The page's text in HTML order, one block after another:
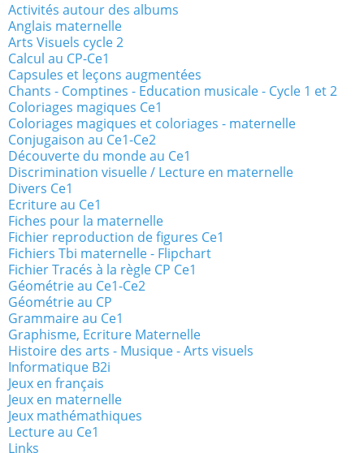
Activités autour des albums
Anglais maternelle
Arts Visuels cycle 2
Calcul au CP-Ce1
Capsules et leçons augmentées
Chants - Comptines - Education musicale - Cycle 1 et 2
Coloriages magiques Ce1
Coloriages magiques et coloriages - maternelle
Conjugaison au Ce1-Ce2
Découverte du monde au Ce1
Discrimination visuelle / Lecture en maternelle
Divers Ce1
Ecriture au Ce1
Fiches pour la maternelle
Fichier reproduction de figures Ce1
Fichiers Tbi maternelle - Flipchart
Fichier Tracés à la règle CP Ce1
Géométrie au Ce1-Ce2
Géométrie au CP
Grammaire au Ce1
Graphisme, Ecriture Maternelle
Histoire des arts - Musique - Arts visuels
Informatique B2i
Jeux en français
Jeux en maternelle
Jeux mathémathiques
Lecture au Ce1
Links